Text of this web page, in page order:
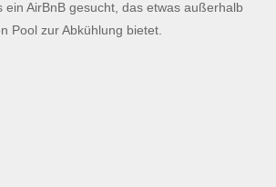
ein AirBnB gesucht, das etwas außerhalb
Pool zur Abkühlung bietet.